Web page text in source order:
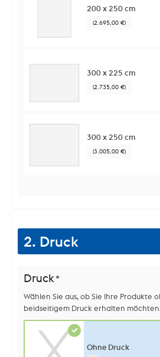
200 x 250 cm
(2.695,00 €)
300 x 225 cm
(2.735,00 €)
300 x 250 cm
(3.005,00 €)
2. Druck
Druck *
Wählen Sie aus, ob Sie Ihre Produkte
beidseitigem Druck erhalten
Ohne Druck